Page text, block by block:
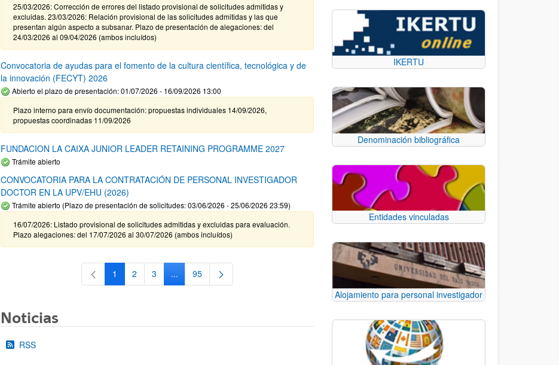
25/03/2026: Corrección de errores del listado provisional de solicitudes admitidas y
excluidas. 23/03/2026: Relación provisional de las solicitudes admitidas y las que
presentan algún aspecto a subsanar. Plazo de presentación de alegaciones: del
24/03/2026 al 09/04/2026 (ambos incluídos)
Convocatoria de ayudas para el fomento de la cultura científica, tecnológica y de
la innovación (FECYT) 2026
Abierto el plazo de presentación: 01/07/2026 - 16/09/2026 13:00
Plazo interno para envío documentación: propuestas individuales 14/09/2026,
propuestas coordinadas 11/09/2026
FUNDACION LA CAIXA JUNIOR LEADER RETAINING PROGRAMME 2027
Trámite abierto
CONVOCATORIA PARA LA CONTRATACIÓN DE PERSONAL INVESTIGADOR
DOCTOR EN LA UPV/EHU (2026)
Trámite abierto (Plazo de presentación de solicitudes: 03/06/2026 - 25/06/2026 23:59)
16/07/2026: Listado provisional de solicitudes admitidas y excluidas para evaluación.
Plazo alegaciones: del 17/07/2026 al 30/07/2026 (ambos incluídos)
Página
1 Página
2 Página
3 ...Páginas intermedias Use TAB para desplazarse.
Página
95
Noticias
RSS
IKERTU
Denominación bibliográfica
Entidades vinculadas
Alojamiento para personal investigador